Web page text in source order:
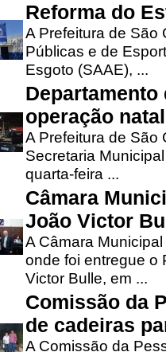
Reforma do
A Prefeitura de São
Públicas e de
Esgoto (SAAE), ...
operação
A Prefeitura de São
Secretaria
quarta-feira ...
Câmara
João Victor
A Câmara
onde foi entregue o
Victor Bulle, em ...
Comissão da
de cadeiras
A Comissão da